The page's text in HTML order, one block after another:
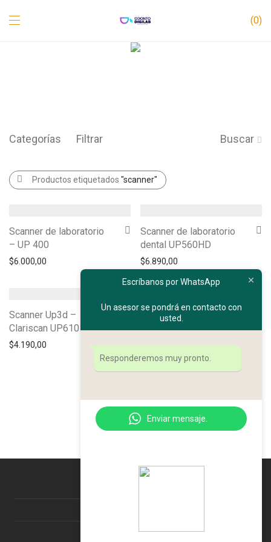
0
Categorías Filtrar Buscar
Productos etiquetados "scanner"
Scanner de laboratorio
– UP 400
$6.000,00
Scanner de laboratorio
dental UP560HD
$6.890,00
Scanner Up3d –
Clariscan UP610
$4.190,00
Contacto
Escríbanos por WhatsApp
Un asesor se pondrá en contacto con
usted.
Responderemos muy pronto.
Enviar mensaje.